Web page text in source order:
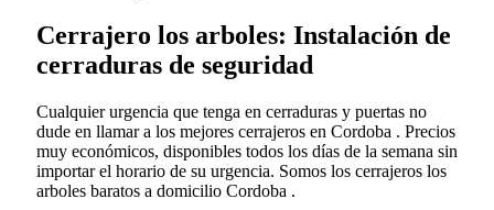
Cerrajero los arboles: Instalación de
cerraduras de seguridad
Cualquier urgencia que tenga en cerraduras y puertas no
dude en llamar a los mejores cerrajeros en Cordoba . Precios
muy económicos, disponibles todos los días de la semana sin
importar el horario de su urgencia. Somos los cerrajeros los
arboles baratos a domicilio Cordoba .